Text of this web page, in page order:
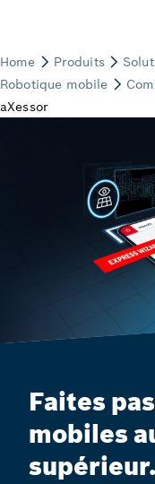
Faites
mobiles
supérieur.